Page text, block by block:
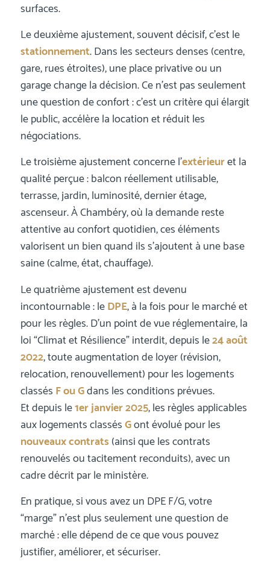
surfaces.
Le deuxième ajustement, souvent décisif, c’est le
stationnement. Dans les secteurs denses (centre,
gare, rues étroites), une place privative ou un
garage change la décision. Ce n’est pas seulement
une question de confort : c’est un critère qui élargit
le public, accélère la location et réduit les
négociations.
Le troisième ajustement concerne l’extérieuret la
qualité perçue : balcon réellement utilisable,
terrasse, jardin, luminosité, dernier étage,
ascenseur. À Chambéry, où la demande reste
attentive au confort quotidien, ces éléments
valorisent un bien quand ils s’ajoutent à une base
saine (calme, état, chauffage).
Le quatrième ajustement est devenu
incontournable : leDPE, à la fois pour le marché et
pour les règles. D’un point de vue réglementaire, la
loi “Climat et Résilience” interdit, depuis le24 août
2022, toute augmentation de loyer (révision,
relocation, renouvellement) pour les logements
classés F ou Gdans les conditions prévues.
Et depuis le1er janvier 2025, les règles applicables
aux logements classésGont évolué pour les
nouveaux contrats (ainsi que les contrats
renouvelés ou tacitement reconduits), avec un
cadre décrit par le ministère.
En pratique, si vous avez un DPE F/G, votre
“marge” n’est plus seulement une question de
marché : elle dépend de ce que vous pouvez
justifier, améliorer, et sécuriser.